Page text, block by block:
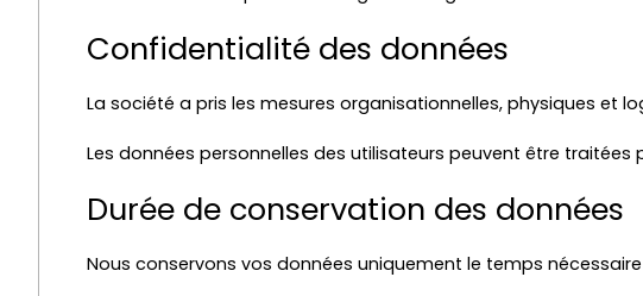
Confidentialité des données
La société a pris les mesures organisationnelles, physiques et
Les données personnelles des utilisateurs peuvent être
Durée de conservation des données
Nous conservons vos données uniquement le temps